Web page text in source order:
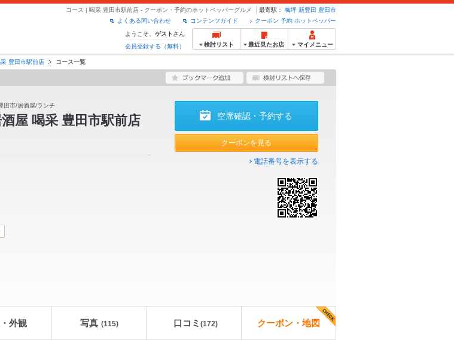
コース | 喝采 豊田市駅前店 - クーポン・予約のホットペッパーグルメ 最寄駅： 梅坪 新豊田 豊田市
クーポン 予約 ホットペッパー
コンテンツガイド
よくある問い合わせ
ようこそ、 ゲスト さん
会員登録する（無料）
検討リスト 最近見たお店 マイメニュー
豊田市駅前店 コース一覧
田市/居酒屋/ランチ
屋 喝采 豊田市駅前店 空席確認・予約する
クーポンを見る
電話番号を表示する
外観 写真 (115) 口コミ (172) クーポン・地図